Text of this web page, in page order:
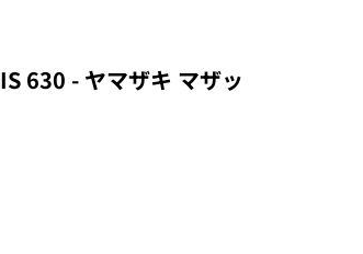
630 - ヤマザキ マザッ